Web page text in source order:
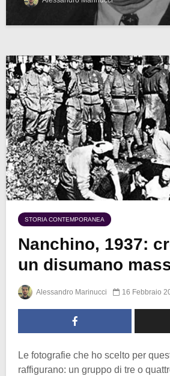
STORIA CONTEMPORANEA
Nanchino, 1937:
un disumano
Alessandro Marinucci 16 Febbraio
Le fotografie che ho scelto per
raffigurano: un gruppo di tre o